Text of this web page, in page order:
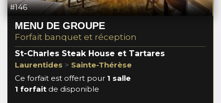
#146
MENU DE GROUPE
Forfait banquet et réception
St-Charles Steak House et Tartares
Laurentides > Sainte-Thérèse
Ce forfait est offert pour 1 salle
1 forfait de disponible